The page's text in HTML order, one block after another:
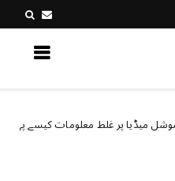
پر غلط معلومات کیسے پہچانیں؟